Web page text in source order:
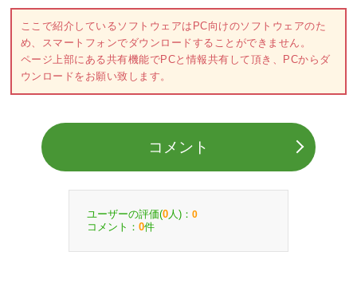
ここで紹介しているソフトウェアはPC向けのソフトウェアのた
め、スマートフォンでダウンロードすることができません。
ページ上部にある共有機能でPCと情報共有して頂き、PCからダ
ウンロードをお願い致します。
コメント
ユーザーの評価(0 人)： 0
コメント： 0件